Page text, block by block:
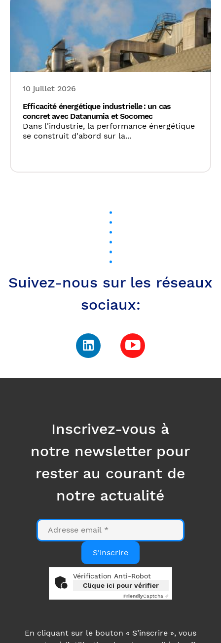
10 juillet 2026
Efficacité énergétique industrielle : un cas
concret avec Datanumia et Socomec
Dans l'industrie, la performance énergétique
se construit d'abord sur la...
Suivez-nous sur les réseaux
sociaux:
Inscrivez-vous à
notre newsletter pour
rester au courant de
notre actualité
S'inscrire
Vérification Anti-Robot
Clique ici pour vérifier
FriendlyCaptcha ⇗
En cliquant sur le bouton « S’inscrire », vous